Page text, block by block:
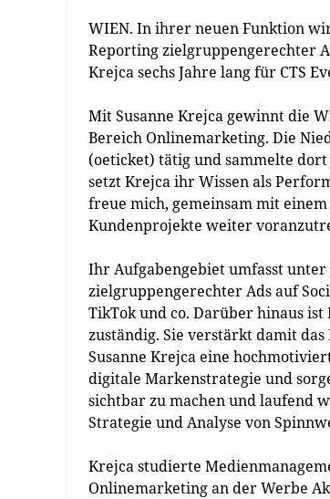
WIEN. In ihrer neuen Funktion
Reporting zielgruppengerechter
Krejca sechs Jahre lang für CTS
Mit Susanne Krejca gewinnt die
Bereich Onlinemarketing. Die
(oeticket) tätig und sammelte
setzt Krejca ihr Wissen als
freue mich, gemeinsam mit
Kundenprojekte weiter
Ihr Aufgabengebiet umfasst
zielgruppengerechter Ads auf
TikTok und co. Darüber hinaus
zuständig. Sie verstärkt damit
Susanne Krejca eine
digitale Markenstrategie und
sichtbar zu machen und laufend
Strategie und Analyse von
Krejca studierte
Onlinemarketing an der Werbe